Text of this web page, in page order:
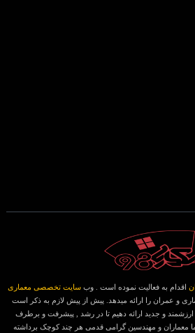
اقدام به فعالیت نموده است . وبسایت تخصصی معماری
و عمران را ارائه میدهد. پیش از پیش لازم به ذکر است
ارزشمند و جدید ارائه دهیم تا در رشد , پیشرفت و برطرف
معماران و مهندسین گرامی قدمی هر چند کوچک برداشته